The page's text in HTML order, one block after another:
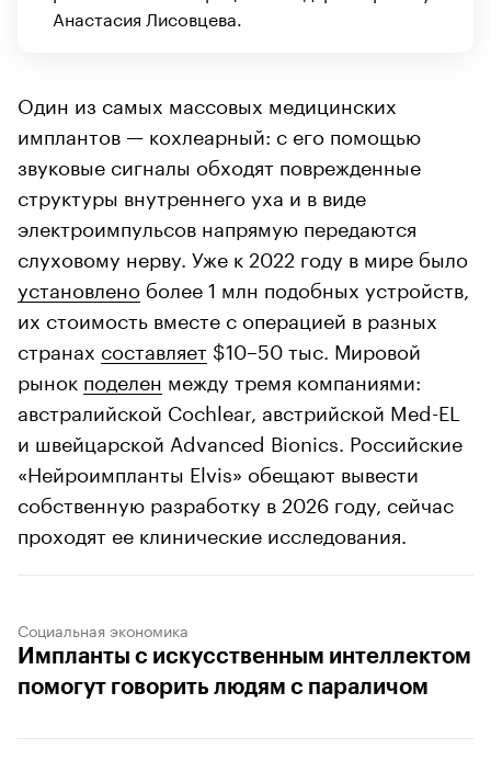
Анастасия Лисовцева.
Один из самых массовых медицинских
имплантов — кохлеарный: с его помощью
звуковые сигналы обходят поврежденные
структуры внутреннего уха и в виде
электроимпульсов напрямую передаются
слуховому нерву. Уже к 2022 году в мире было
установлено более 1 млн подобных устройств,
их стоимость вместе с операцией в разных
странах составляет $10–50 тыс. Мировой
рынок поделен между тремя компаниями:
австралийской Cochlear, австрийской Med-EL
и швейцарской Advanced Bionics. Российские
«Нейроимпланты Elvis» обещают вывести
собственную разработку в 2026 году, сейчас
проходят ее клинические исследования.
Социальная экономика
Импланты с искусственным интеллектом
помогут говорить людям с параличом